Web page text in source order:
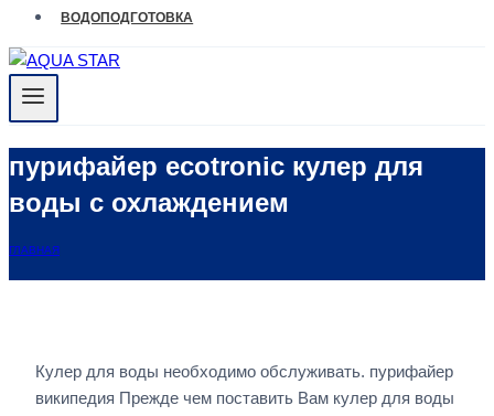
ВОДОПОДГОТОВКА
пурифайер ecotronic кулер для
воды с охлаждением
ГЛАВНАЯ
Кулер для воды необходимо обслуживать. пурифайер
википедия Прежде чем поставить Вам кулер для воды